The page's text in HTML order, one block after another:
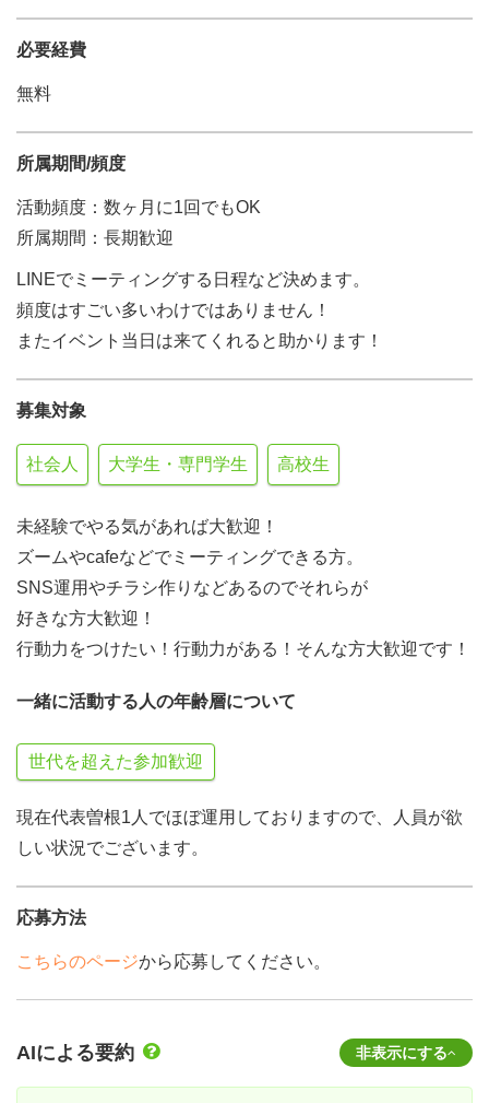
必要経費
無料
所属期間/頻度
活動頻度：数ヶ月に1回でもOK
所属期間：長期歓迎
LINEでミーティングする日程など決めます。
頻度はすごい多いわけではありません！
またイベント当日は来てくれると助かります！
募集対象
社会人 大学生・専門学生 高校生
未経験でやる気があれば大歓迎！
ズームやcafeなどでミーティングできる方。
SNS運用やチラシ作りなどあるのでそれらが
好きな方大歓迎！
行動力をつけたい！行動力がある！そんな方大歓迎です！
一緒に活動する人の年齢層について
世代を超えた参加歓迎
現在代表曽根1人でほぼ運用しておりますので、人員が欲
しい状況でございます。
応募方法
こちらのページから応募してください。
AIによる要約 非表示にする